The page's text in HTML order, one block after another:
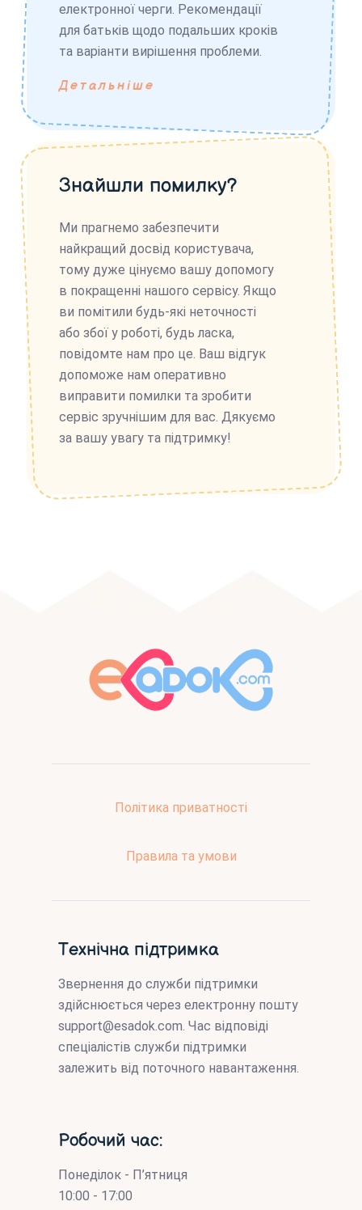
електронної черги. Рекомендації
для батьків щодо подальших кроків
та варіанти вирішення проблеми.
Детальніше
Знайшли помилку?
Ми прагнемо забезпечити
найкращий досвід користувача,
тому дуже цінуємо вашу допомогу
в покращенні нашого сервісу. Якщо
ви помітили будь-які неточності
або збої у роботі, будь ласка,
повідомте нам про це. Ваш відгук
допоможе нам оперативно
виправити помилки та зробити
сервіс зручнішим для вас. Дякуємо
за вашу увагу та підтримку!
Політика приватності
Правила та умови
Технічна підтримка
Звернення до служби підтримки
здійснюється через електронну пошту
support@esadok.com . Час відповіді
спеціалістів служби підтримки
залежить від поточного навантаження.
Робочий час:
Понеділок - П’ятниця
10:00 - 17:00